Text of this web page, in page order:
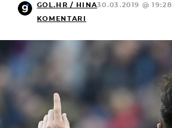
GOL.HR / HINA30.03.2019 @ 19:28
KOMENTARI